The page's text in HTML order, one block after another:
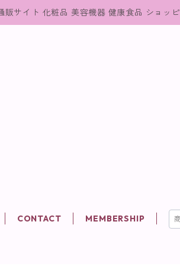
販サイト 化粧品 美容機器 健康食品 ショッ
CONTACT MEMBERSHIP